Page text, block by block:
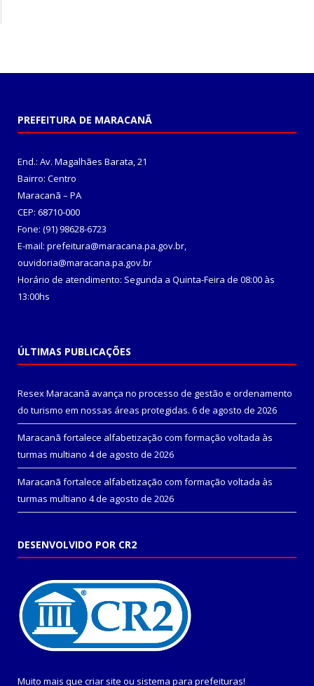
PREFEITURA DE MARACANÃ
End.: Av. Magalhães Barata, 21
Bairro: Centro
Maracanã – PA
CEP: 68710-000
Fone: (91) 98628-6723
E-mail: prefeitura@maracana.pa.gov.br,
ouvidoria@maracana.pa.gov.br
Horário de atendimento: Segunda a Quinta-Feira de 08:00 às
13:00hs
ÚLTIMAS PUBLICAÇÕES
Resex Maracanã avança no processo de gestão e ordenamento
do turismo em nossas áreas protegidas. 6 de agosto de 2026
Maracanã fortalece alfabetização com formação voltada às
turmas multiano 4 de agosto de 2026
Maracanã fortalece alfabetização com formação voltada às
turmas multiano 4 de agosto de 2026
DESENVOLVIDO POR CR2
Muito mais que criar site ou sistema para prefeituras!